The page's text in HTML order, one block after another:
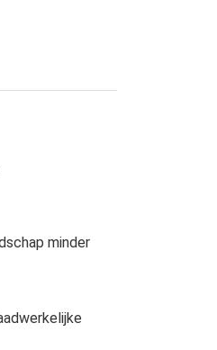
minder